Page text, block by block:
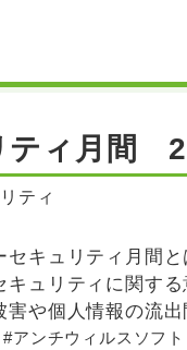
ティ月間
ティ
セキュリティ月間
キュリティに関す
害や個人情報の流
でを「サイバーセ
#アンチウィルスソフト